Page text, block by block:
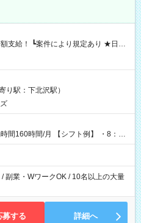
たその日に現金GET♪ お仕事後はコ
とせます！ 【試用期間】試
り駅：下北沢駅）
【シフト例】 ・8：00
副業・WワークOK / 10名以上の大量
募する 詳細へ